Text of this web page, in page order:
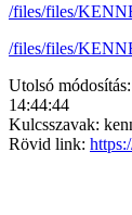
/files/files/
/files/files/
Utolsó
14:44:44
Kulcsszavak:
Rövid link: